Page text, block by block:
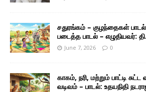
சதுரங்கம் – குழந்தைகள்
படைத்த பாடல் – எழுதியவர்:
June 7, 2026 0
காகம், நரி, மற்றும் பாட்டி
வடிவம் – பாடல்: உதயநிதி